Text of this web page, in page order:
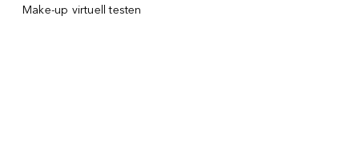
Make-up virtuell testen